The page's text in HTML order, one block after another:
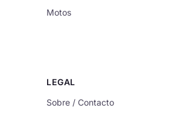
Motos
LEGAL
Sobre / Contacto